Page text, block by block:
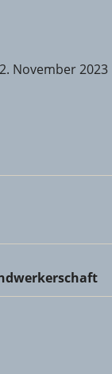
November 2023